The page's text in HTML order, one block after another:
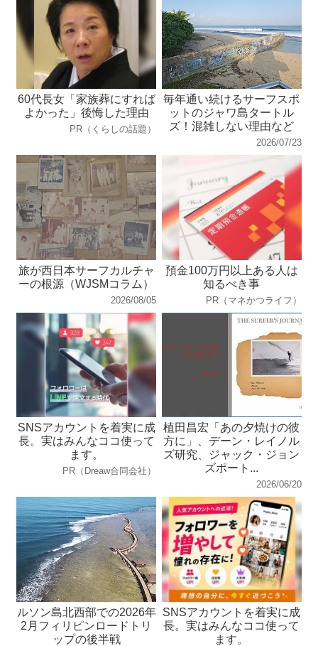
60代長女「家族葬にすれば
よかった」後悔した理由
PR（くらしの話題）
毎年通い続けるサーフスポ
ットのジャワ島タートル
ズ！混雑しない理由など
2026/07/23
旅が西日本サーフカルチャ
ーの根源（WJSMコラム）
2026/08/05
預金100万円以上ある人は
知るべき事
PR（マネかつライフ）
SNSアカウントを着実に成
長。実はみんなココ使って
ます。
PR（Dreaw合同会社）
植田昌宏「あの夕焼けの彼
方に」、デーン・レイノル
ズ研究、ジャック・ジョン
ズポート...
2026/06/20
ルソン島北西部での2026年
2月フィリピンロードトリ
ップの後半戦
SNSアカウントを着実に成
長。実はみんなココ使って
ます。